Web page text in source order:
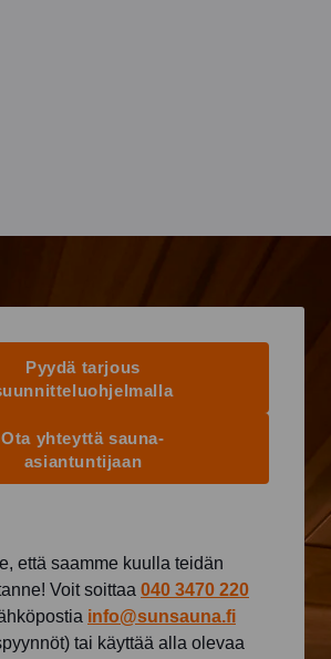
Pyydä tarjous
Ota yhteyttä sauna-
asiantuntijaan
että saamme kuulla teidän
Voit soittaa 040 3470 220
info@sunsauna.fi
tai käyttää alla olevaa